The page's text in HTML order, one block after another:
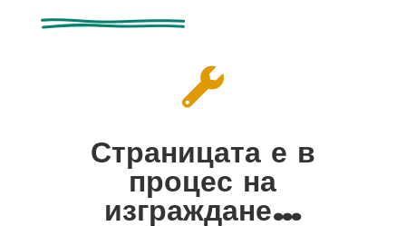
QUALIFICATIONS
FRAMEWORK
STRATEGIES FOR SCHOOLS
DIGICOMP
GUIDE FOR SCHOOL
LEADERS

Страницата е в
процес на
изграждане…